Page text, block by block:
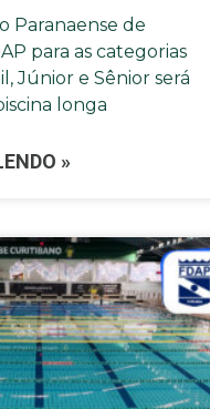
Paranaense de
para as categorias
Júnior e Sênior será
longa
»